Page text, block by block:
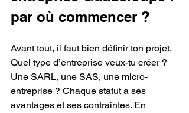
par où commencer ?
Avant tout, il faut bien définir ton projet.
Quel type d’entreprise veux-tu créer ?
Une SARL, une SAS, une micro-
entreprise ? Chaque statut a ses
avantages et ses contraintes. En